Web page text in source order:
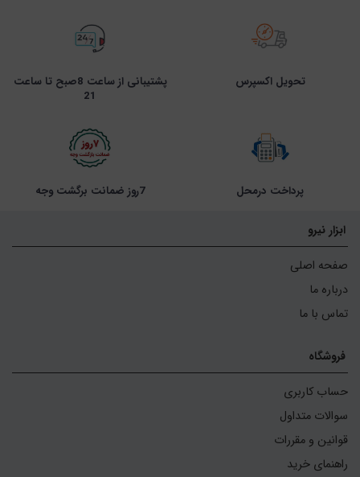
تحویل اکسپرس
پشتیبانی از ساعت 8صبح تا ساعت
21
پرداخت درمحل 7روز ضمانت برگشت وجه
ابزار نیرو
صفحه اصلی
درباره ما
تماس با ما
فروشگاه
حساب کاربری
سوالات متداول
قوانین و مقررات
راهنمای خرید